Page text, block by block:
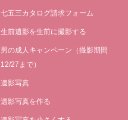
七五三カタログ請求フォーム
生前遺影を生前に撮影する
男の成人キャンペーン（撮影期間
12/27まで）
遺影写真
遺影写真を作る